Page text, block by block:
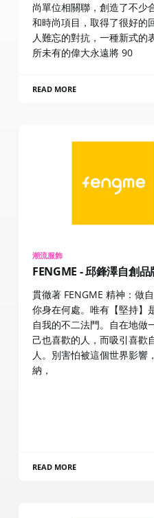
尚單位相關聯，創造了不少
和時尚項目，取得了很好的
人難忘的對抗，一種新式的
所未有的偉大永遠將 90
READ MORE
潮流服飾
FENGME - 邱鋒澤自創品
貫徹著 FENGME 精神：做
你身在何處。唯有【堅持】
自我的不二法門。自在地做
己也喜歡的人，而吸引喜歡
人。別害怕被這個世界影響
納，
READ MORE